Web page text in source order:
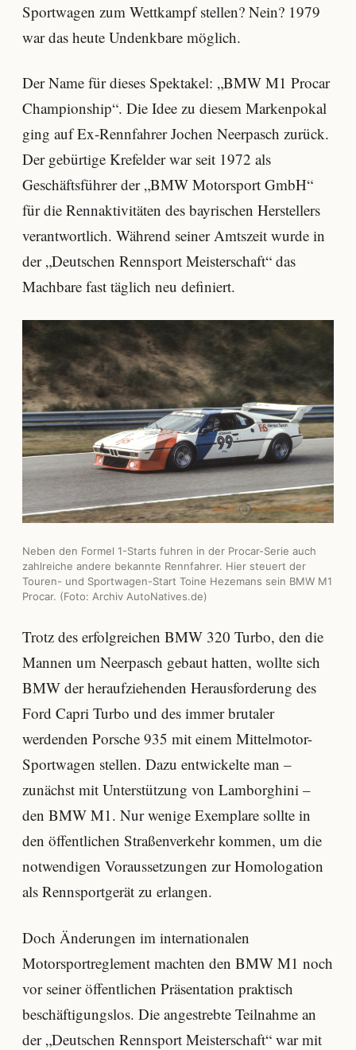
Sportwagen zum Wettkampf stellen? Nein? 1979
war das heute Undenkbare möglich.
Der Name für dieses Spektakel: „BMW M1 Procar
Championship“. Die Idee zu diesem Markenpokal
ging auf Ex-Rennfahrer Jochen Neerpasch zurück.
Der gebürtige Krefelder war seit 1972 als
Geschäftsführer der „BMW Motorsport GmbH“
für die Rennaktivitäten des bayrischen Herstellers
verantwortlich. Während seiner Amtszeit wurde in
der „Deutschen Rennsport Meisterschaft“ das
Machbare fast täglich neu definiert.
Neben den Formel 1-Starts fuhren in der Procar-Serie auch
zahlreiche andere bekannte Rennfahrer. Hier steuert der
Touren- und Sportwagen-Start Toine Hezemans sein BMW M1
Procar. (Foto: Archiv AutoNatives.de)
Trotz des erfolgreichen BMW 320 Turbo, den die
Mannen um Neerpasch gebaut hatten, wollte sich
BMW der heraufziehenden Herausforderung des
Ford Capri Turbo und des immer brutaler
werdenden Porsche 935 mit einem Mittelmotor-
Sportwagen stellen. Dazu entwickelte man –
zunächst mit Unterstützung von Lamborghini –
den BMW M1. Nur wenige Exemplare sollte in
den öffentlichen Straßenverkehr kommen, um die
notwendigen Voraussetzungen zur Homologation
als Rennsportgerät zu erlangen.
Doch Änderungen im internationalen
Motorsportreglement machten den BMW M1 noch
vor seiner öffentlichen Präsentation praktisch
beschäftigungslos. Die angestrebte Teilnahme an
der „Deutschen Rennsport Meisterschaft“ war mit